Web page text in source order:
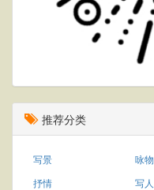
推荐分类
写景 咏物
抒情
写人